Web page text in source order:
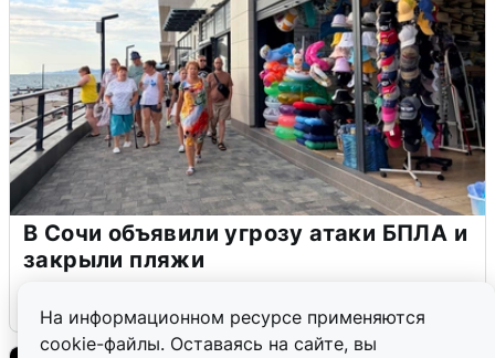
На информационном ресурсе применяются
cookie-файлы. Оставаясь на сайте, вы
В Сочи объявили угрозу атаки БПЛА и
закрыли пляжи